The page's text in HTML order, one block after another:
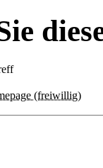
(freiwillig)